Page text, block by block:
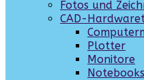
Fotos und
CAD-
Plotter
Monitore
Notebooks